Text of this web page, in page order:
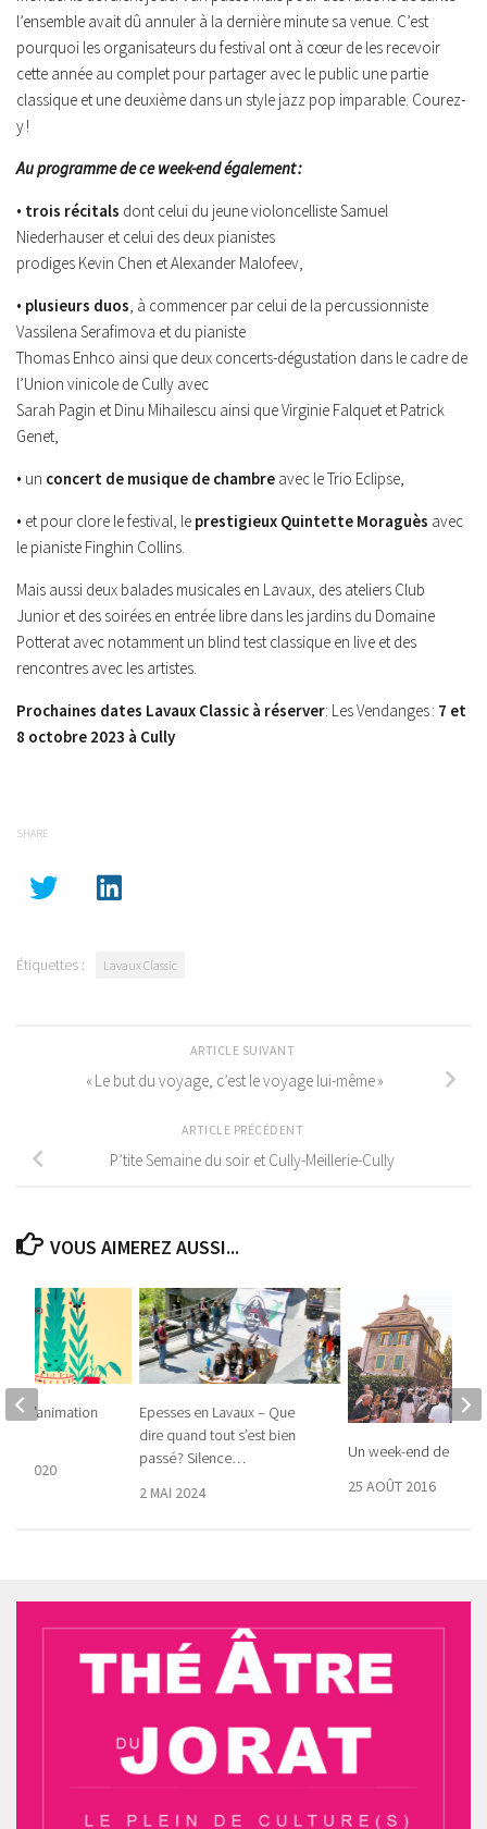
l’ensemble avait dû annuler à la dernière minute sa venue. C’est
pourquoi les organisateurs du festival ont à cœur de les recevoir
cette année au complet pour partager avec le public une partie
classique et une deuxième dans un style jazz pop imparable. Courez-
y !
Au programme de ce week-end également :
• trois récitals dont celui du jeune violoncelliste Samuel
Niederhauser et celui des deux pianistes
prodiges Kevin Chen et Alexander Malofeev,
• plusieurs duos, à commencer par celui de la percussionniste
Vassilena Serafimova et du pianiste
Thomas Enhco ainsi que deux concerts-dégustation dans le cadre de
l’Union vinicole de Cully avec
Sarah Pagin et Dinu Mihailescu ainsi que Virginie Falquet et Patrick
Genet,
• un concert de musique de chambre avec le Trio Eclipse,
• et pour clore le festival, le prestigieux Quintette Moraguès avec
le pianiste Finghin Collins.
Mais aussi deux balades musicales en Lavaux, des ateliers Club
Junior et des soirées en entrée libre dans les jardins du Domaine
Potterat avec notamment un blind test classique en live et des
rencontres avec les artistes.
Prochaines dates Lavaux Classic à réserver: Les Vendanges : 7 et
8 octobre 2023 à Cully
SHARE
Étiquettes : Lavaux Classic
ARTICLE SUIVANT
« Le but du voyage, c’est le voyage lui-même »
ARTICLE PRÉCÉDENT
P’tite Semaine du soir et Cully-Meillerie-Cully
VOUS AIMEREZ AUSSI...
Epesses en Lavaux – Que
dire quand tout s’est bien
passé ? Silence…
2 MAI 2024
Un week-end de
25 AOÛT 2016
d’animation
2020